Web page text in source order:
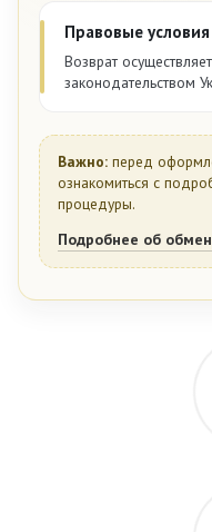
Правовые условия
Возврат
законодательством
Важно: перед
ознакомиться с
процедуры.
Подробнее об